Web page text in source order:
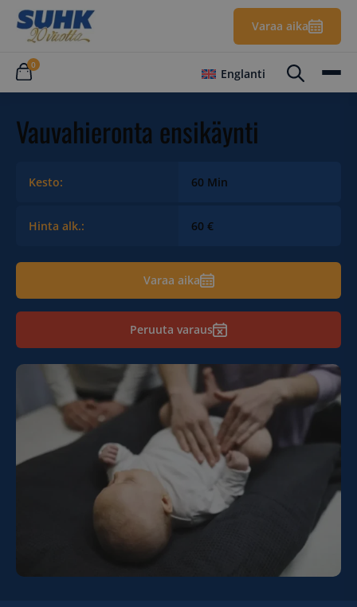
Varaa aika
0
Englanti
Vauvahieronta ensikäynti
Kesto: 60 Min
Hinta alk.: 60 €
Varaa aika
Peruuta varaus